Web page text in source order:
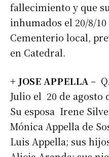
fallecimiento y que
inhumados el 20/8/
Cementerio local,
en Catedral.
+ JOSE APPELLA–
Julio el 20 de agosto
Su esposa Irene
Mónica Appella de
Luis Appella; sus